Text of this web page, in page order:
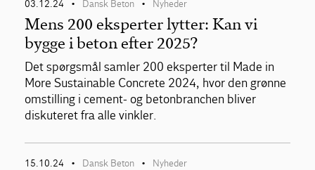
03.12.24 • Dansk Beton • Nyheder
Mens 200 eksperter lytter: Kan vi
bygge i beton efter 2025?
Det spørgsmål samler 200 eksperter til Made in
More Sustainable Concrete 2024, hvor den grønne
omstilling i cement- og betonbranchen bliver
diskuteret fra alle vinkler.
15.10.24 • Dansk Beton • Nyheder